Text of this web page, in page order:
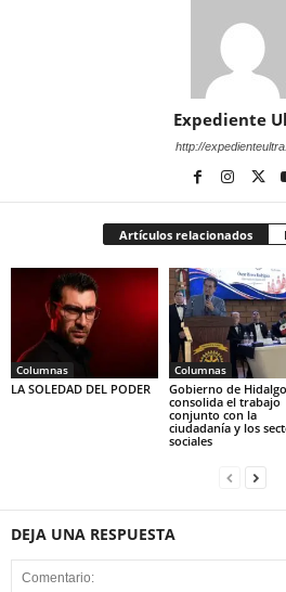
Expediente
http://
Artículos relacionados
Columnas
LA SOLEDAD DEL PODER
Columnas
Gobierno de Hidalgo
consolida el trabajo
conjunto con la
ciudadanía y los
sociales
DEJA UNA RESPUESTA